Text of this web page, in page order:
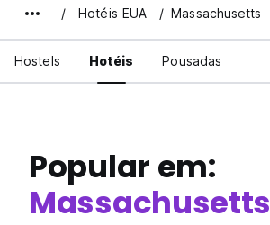
Hotéis EUA Massachusetts
Hostels Hotéis Pousadas
Popular em:
Massachusetts